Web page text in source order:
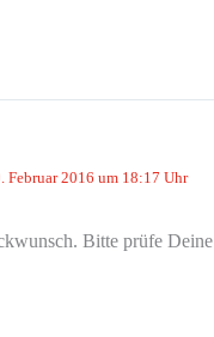
Februar 2016 um 18:17 Uhr
Bitte prüfe Deine